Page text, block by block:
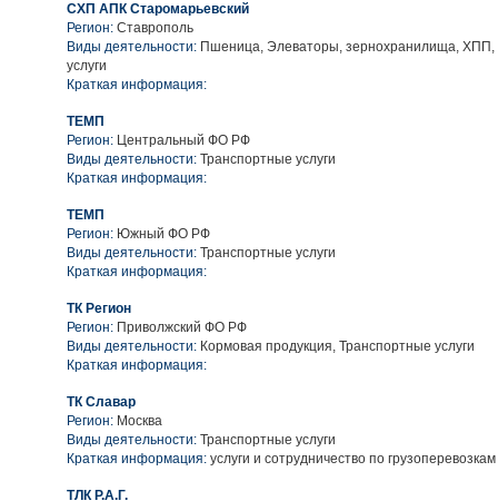
СХП АПК Старомарьевский
Регион: Ставрополь
Виды деятельности: Пшеница, Элеваторы, зернохранилища, ХПП,
услуги
Краткая информация:
ТЕМП
Регион: Центральный ФО РФ
Виды деятельности: Транспортные услуги
Краткая информация:
ТЕМП
Регион: Южный ФО РФ
Виды деятельности: Транспортные услуги
Краткая информация:
ТК Регион
Регион: Приволжский ФО РФ
Виды деятельности: Кормовая продукция, Транспортные услуги
Краткая информация:
ТК Славар
Регион: Москва
Виды деятельности: Транспортные услуги
Краткая информация: услуги и сотрудничество по
ТЛК Р.А.Г.